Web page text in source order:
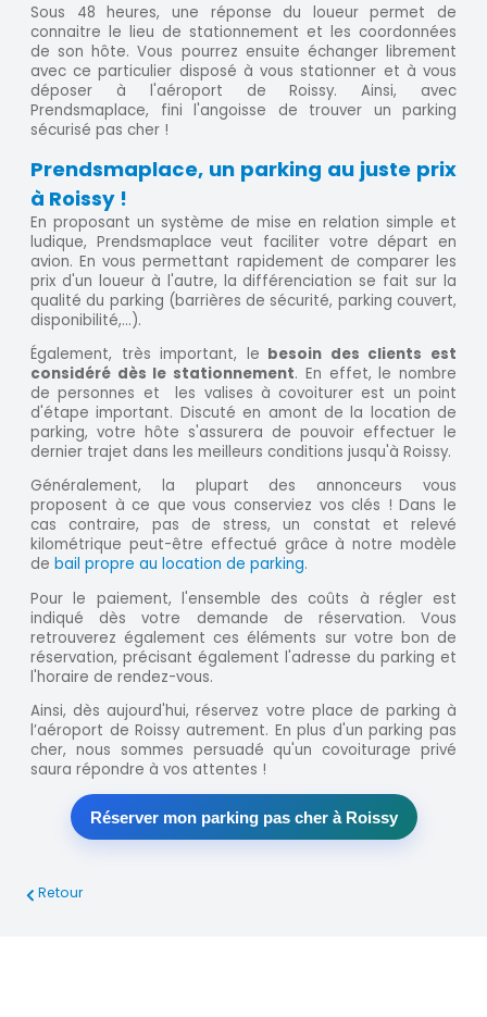
Sous 48 heures, une réponse du loueur permet de
connaitre le lieu de stationnement et les coordonnées
de son hôte. Vous pourrez ensuite échanger librement
avec ce particulier disposé à vous stationner et à vous
déposer à l'aéroport de Roissy. Ainsi, avec
Prendsmaplace, fini l'angoisse de trouver un parking
sécurisé pas cher !
Prendsmaplace, un parking au juste prix
à Roissy !
En proposant un système de mise en relation simple et
ludique, Prendsmaplace veut faciliter votre départ en
avion. En vous permettant rapidement de comparer les
prix d'un loueur à l'autre, la différenciation se fait sur la
qualité du parking (barrières de sécurité, parking couvert,
disponibilité,...).
Également, très important, le besoin des clients est
considéré dès le stationnement. En effet, le nombre
de personnes et les valises à covoiturer est un point
d'étape important. Discuté en amont de la location de
parking, votre hôte s'assurera de pouvoir effectuer le
dernier trajet dans les meilleurs conditions jusqu'à Roissy.
Généralement, la plupart des annonceurs vous
proposent à ce que vous conserviez vos clés ! Dans le
cas contraire, pas de stress, un constat et relevé
kilométrique peut-être effectué grâce à notre modèle
de bail propre au location de parking.
Pour le paiement, l'ensemble des coûts à régler est
indiqué dès votre demande de réservation. Vous
retrouverez également ces éléments sur votre bon de
réservation, précisant également l'adresse du parking et
l'horaire de rendez-vous.
Ainsi, dès aujourd'hui, réservez votre place de parking à
l’aéroport de Roissy autrement. En plus d'un parking pas
cher, nous sommes persuadé qu'un covoiturage privé
saura répondre à vos attentes !
Réserver mon parking pas cher à Roissy
Retour